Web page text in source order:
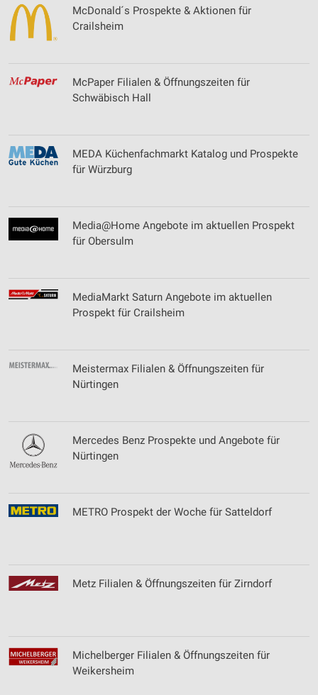
McDonald´s Prospekte & Aktionen für
Crailsheim
McPaper Filialen & Öffnungszeiten für
Schwäbisch Hall
MEDA Küchenfachmarkt Katalog und Prospekte
für Würzburg
Media@Home Angebote im aktuellen Prospekt
für Obersulm
MediaMarkt Saturn Angebote im aktuellen
Prospekt für Crailsheim
Meistermax Filialen & Öffnungszeiten für
Nürtingen
Mercedes Benz Prospekte und Angebote für
Nürtingen
METRO Prospekt der Woche für Satteldorf
Metz Filialen & Öffnungszeiten für Zirndorf
Michelberger Filialen & Öffnungszeiten für
Weikersheim